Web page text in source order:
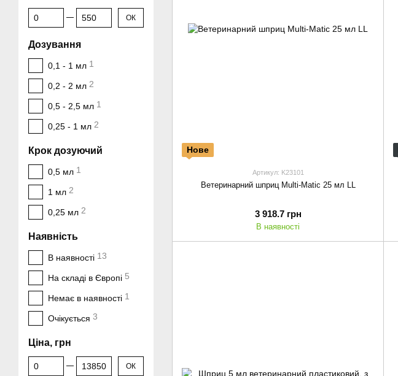
Нове
Артикул: K23101
Ветеринарний шприц Multi-Matic 25 мл LL
3 918.7 грн
В наявності
От Об'єм циліндра в мл
До Об'єм циліндра в мл ОК
Дозування
0,1 - 1 мл 1
0,2 - 2 мл 2
0,5 - 2,5 мл 1
0,25 - 1 мл 2
Крок дозуючий
0,5 мл 1
1 мл 2
0,25 мл 2
Наявність
В наявності 13
На складі в Європі 5
Немає в наявності 1
Очікується 3
Ціна, грн
От Ціна, грн
До Ціна, грн ОК